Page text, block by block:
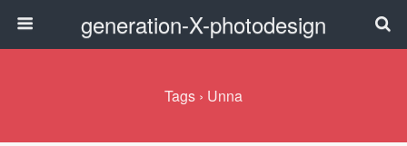
generation-X-photodesign
Tags › Unna